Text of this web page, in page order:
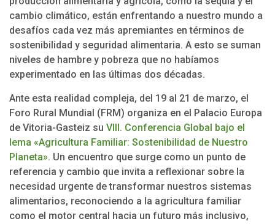
cambio climático, están enfrentando a nuestro mundo a
desafíos cada vez más apremiantes en términos de
sostenibilidad y seguridad alimentaria. A esto se suman
niveles de hambre y pobreza que no habíamos
experimentado en las últimas dos décadas.
Ante esta realidad compleja, del 19 al 21 de marzo, el
Foro Rural Mundial (FRM) organiza en el Palacio Europa
de Vitoria-Gasteiz su VIII. Conferencia Global bajo el
lema «Agricultura Familiar: Sostenibilidad de Nuestro
Planeta». Un encuentro que surge como un punto de
referencia y cambio que invita a reflexionar sobre la
necesidad urgente de transformar nuestros sistemas
alimentarios, reconociendo a la agricultura familiar
como el motor central hacia un futuro más inclusivo,